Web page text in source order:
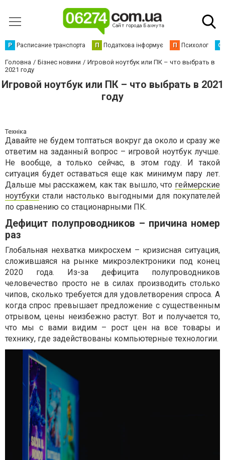
Р Расписание транспорта П Податкова інформує П Психолог С
Головна Бізнес новини
Игровой ноутбук или ПК – что выбрать в
2021 году
Игровой ноутбук или ПК – что выбрать в 2021
году
Техніка
Давайте не будем топтаться вокруг да около и сразу же
ответим на заданный вопрос – игровой ноутбук лучше.
Не вообще, а только сейчас, в этом году. И такой
ситуация будет оставаться еще как минимум пару лет.
Дальше мы расскажем, как так вышло, что геймерские
ноутбуки стали настолько выгодными для покупателей
по сравнению со стационарными ПК.
Дефицит полупроводников – причина номер
раз
Глобальная нехватка микросхем – кризисная ситуация,
сложившаяся на рынке микроэлектроники под конец
2020 года. Из-за дефицита полупроводников
человечество просто не в силах производить столько
чипов, сколько требуется для удовлетворения спроса. А
когда спрос превышает предложение с существенным
отрывом, цены неизбежно растут. Вот и получается то,
что мы с вами видим – рост цен на все товары и
технику, где задействованы компьютерные технологии.